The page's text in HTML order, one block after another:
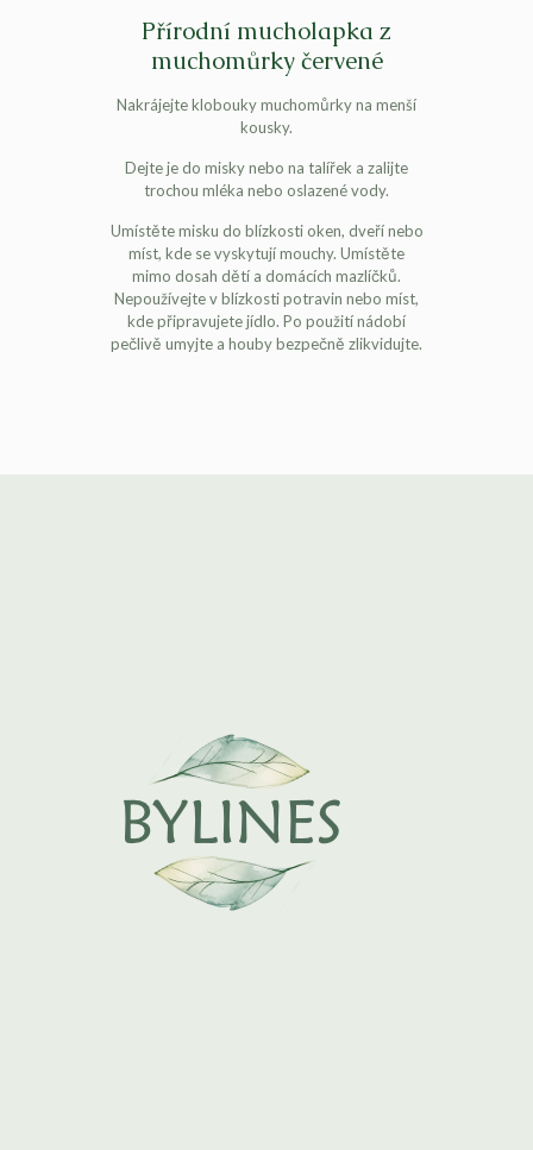
Přírodní mucholapka z
muchomůrky červené
Nakrájejte klobouky muchomůrky na menší
kousky.
Dejte je do misky nebo na talířek a zalijte
trochou mléka nebo oslazené vody.
Umístěte misku do blízkosti oken, dveří nebo
míst, kde se vyskytují mouchy. Umístěte
mimo dosah dětí a domácích mazlíčků.
Nepoužívejte v blízkosti potravin nebo míst,
kde připravujete jídlo. Po použití nádobí
pečlivě umyjte a houby bezpečně zlikvidujte.